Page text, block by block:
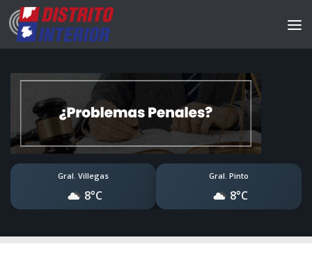
Gral. Villegas
8°C
Gral. Pinto
8°C